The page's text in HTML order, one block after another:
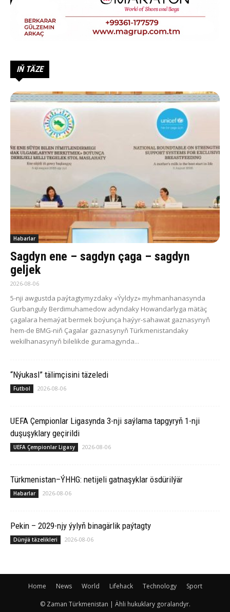
IŇ TÄZE
Habarlar
Sagdyn ene – sagdyn çaga – sagdyn
geljek
2026-08-06
5-nji awgustda paýtagtymyzdaky «Ýyldyz» myhmanhanasynda
Gurbanguly Berdimuhamedow adyndaky Howandarlyga mätäç
çagalara hemaýat bermek boýunça haýyr-sahawat gaznasynyň
hem-de BMG-niň Çagalar gaznasynyň Türkmenistandaky
wekilhanasynyň bilelikde guramagynda...
“Nýukasl” tälimçisini täzeledi
Futbol 2026-08-06
UEFA Çempionlar Ligasynda 3-nji saýlama tapgyryň 1-nji
duşuşyklary geçirildi
UEFA Çempionlar Ligasy 2026-08-06
Türkmenistan–ÝHHG: netijeli gatnaşyklar ösdürilýär
Habarlar 2026-08-06
Pekin – 2029-njy ýylyň binagärlik paýtagty
Dünýä täzelikleri 2026-08-06
Home News World Lifehack Technology Sport
© Zaman Türkmenistan | Ähli hukuklary goralandyr.